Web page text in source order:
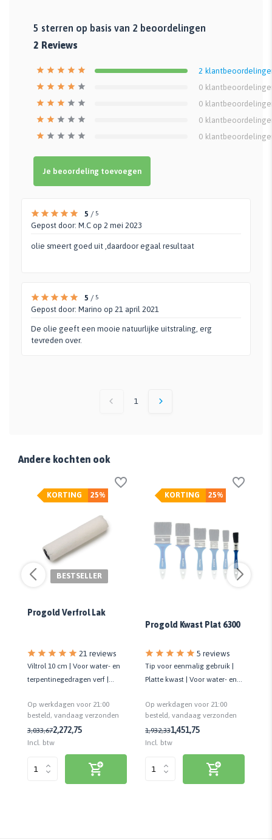
5 sterren op basis van 2 beoordelingen
2 Reviews
2
0
0
0
0
Je beoordeling toevoegen
5 / 5
Gepost door: M.C op 2 mei 2023
olie smeert goed uit ,daardoor egaal resultaat
5 / 5
Gepost door: Marino op 21 april 2021
De olie geeft een mooie natuurlijke uitstraling, erg
tevreden over.
1
Andere kochten ook
25%
KORTING
BESTSELLER
Progold Verfrol Lak
21 reviews
Viltrol 10 cm | Voor water- en
terpentinegedragen verf |
Op werkdagen voor 21:00
besteld, vandaag verzonden
3,033,672,272,75
Incl. btw
25%
KORTING
Progold Kwast Plat 6300
5 reviews
Tip voor eenmalig gebruik |
Platte kwast | Voor water- en
beits
Op werkdagen voor 21:00
besteld, vandaag verzonden
1,932,331,451,75
Incl. btw